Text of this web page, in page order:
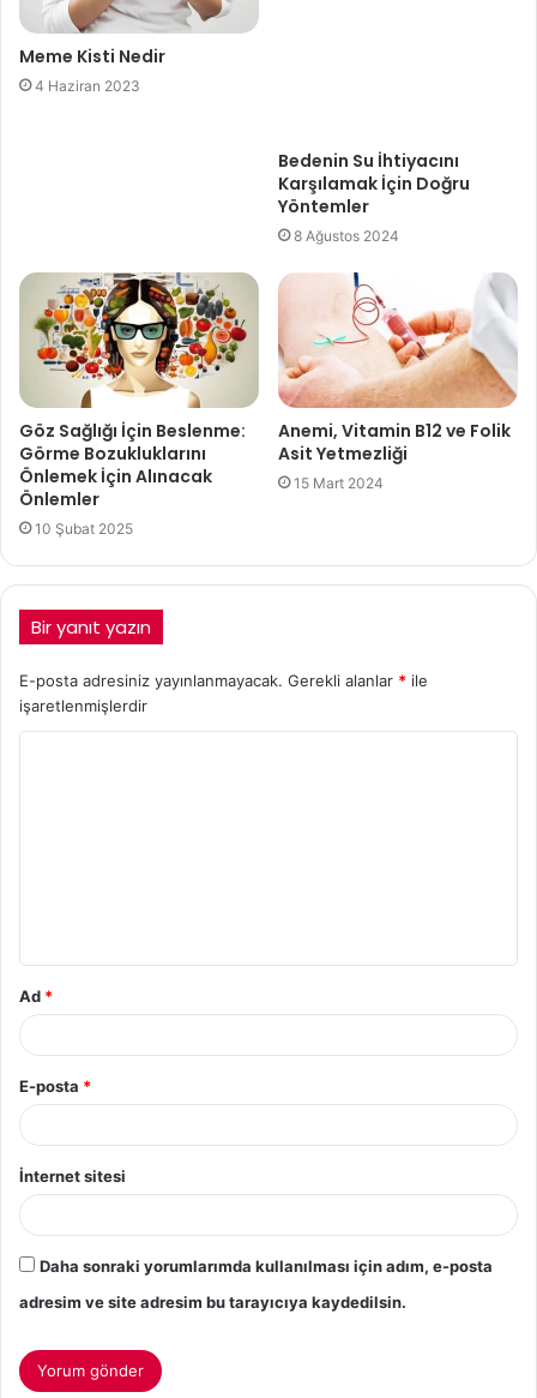
Meme Kisti Nedir
4 Haziran 2023
Bedenin Su İhtiyacını
Karşılamak İçin Doğru
Yöntemler
8 Ağustos 2024
Göz Sağlığı İçin Beslenme:
Görme Bozukluklarını
Önlemek İçin Alınacak
Önlemler
10 Şubat 2025
Anemi, Vitamin B12 ve Folik
Asit Yetmezliği
15 Mart 2024
Bir yanıt yazın
E-posta adresiniz yayınlanmayacak. Gerekli alanlar * ile
işaretlenmişlerdir
Ad *
E-posta *
İnternet sitesi
Daha sonraki yorumlarımda kullanılması için adım, e-posta
adresim ve site adresim bu tarayıcıya kaydedilsin.